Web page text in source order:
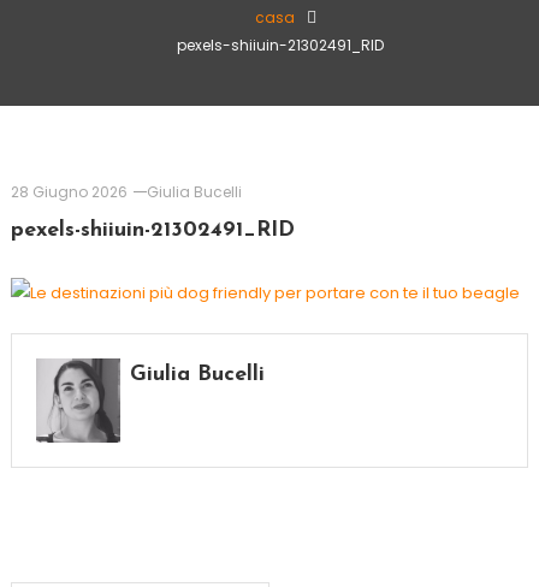
casa
pexels-shiiuin-21302491_RID
28 Giugno 2026 Giulia Bucelli
pexels-shiiuin-21302491_RID
Giulia Bucelli